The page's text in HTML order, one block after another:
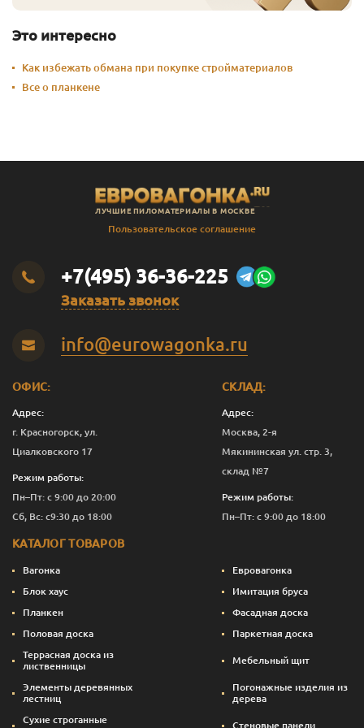
Это интересно
Как избежать обмана при покупке стройматериалов
Все о планкене
ЛУЧШИЕ ПИЛОМАТЕРИАЛЫ В МОСКВЕ
Пользовательское соглашение
+7(495) 36-36-225
Заказать звонок
info@eurowagonka.ru
ОФИС:
Адрес:
г. Красногорск, ул.
Циалковского 17
Режим работы:
Пн–Пт: с 9:00 до 20:00
Сб, Вс: с9:30 до 18:00
СКЛАД:
Адрес:
Москва, 2-я
Мякининская ул. стр. 3,
склад №7
Режим работы:
Пн–Пт: с 9:00 до 18:00
КАТАЛОГ ТОВАРОВ
Вагонка
Евровагонка
Блок хаус
Имитация бруса
Планкен
Фасадная доска
Половая доска
Паркетная доска
Террасная доска из
лиственницы
Мебельный щит
Элементы деревянных
лестниц
Погонажные изделия из
дерева
Сухие строганные
Стеновые панели